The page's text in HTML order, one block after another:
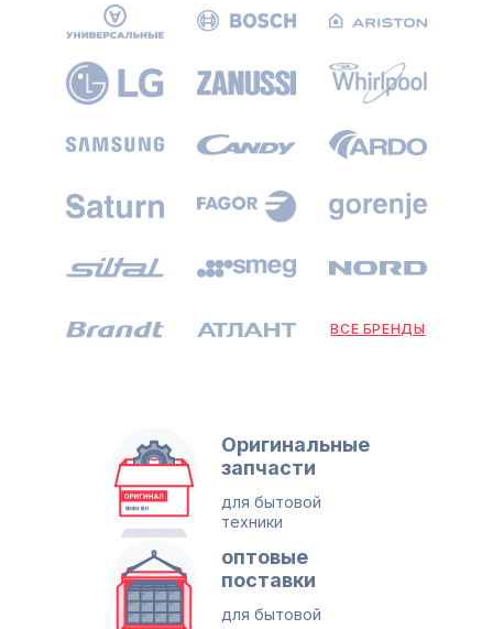
ВСЕ БРЕНДЫ
Оригинальные
запчасти
для бытовой
техники
оптовые
поставки
для бытовой